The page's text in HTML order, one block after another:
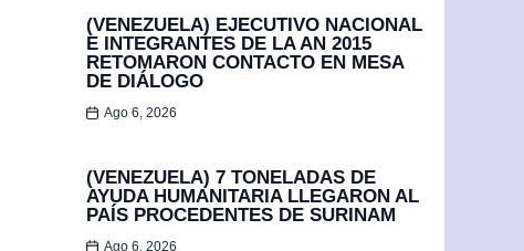
(VENEZUELA) EJECUTIVO NACIONAL
E INTEGRANTES DE LA AN 2015
RETOMARON CONTACTO EN MESA
DE DIÁLOGO
Ago 6, 2026
(VENEZUELA) 7 TONELADAS DE
AYUDA HUMANITARIA LLEGARON AL
PAÍS PROCEDENTES DE SURINAM
Ago 6, 2026